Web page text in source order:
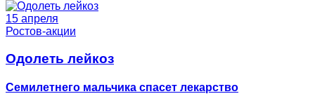
15 апреля
Ростов-акции
Одолеть лейкоз
Семилетнего мальчика спасет лекарство